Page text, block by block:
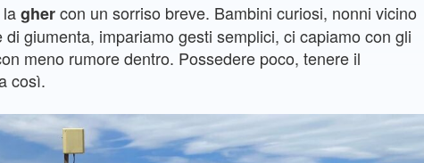
ghercon un sorriso breve. Bambini curiosi, nonni vicino
giumenta, impariamo gesti semplici, ci capiamo con gli
meno rumore dentro. Possedere poco, tenere il
così.